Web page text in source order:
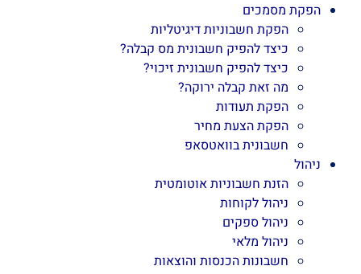
הפקת מסמכים
הפקת חשבוניות דיגיטליות
כיצד להפיק חשבונית מס קבלה?
כיצד להפיק חשבונית זיכוי?
מה זאת קבלה ירוקה?
הפקת תעודות
הפקת הצעת מחיר
חשבונית בוואטסאפ
ניהול
הזנת חשבוניות אוטומטית
ניהול לקוחות
ניהול ספקים
ניהול מלאי
חשבונות הכנסות והוצאות